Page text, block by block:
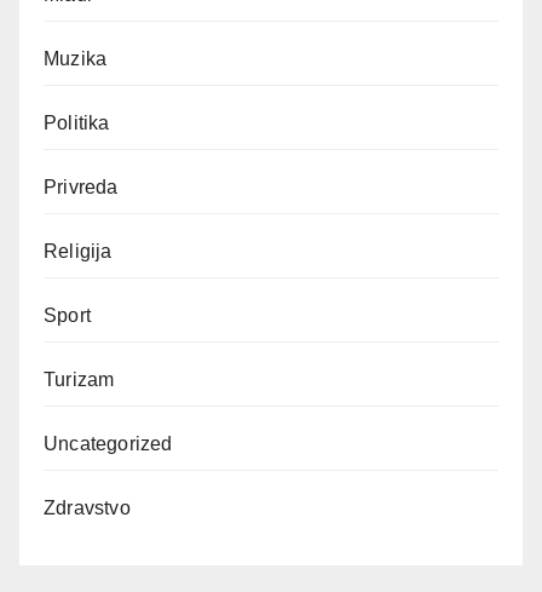
Muzika
Politika
Privreda
Religija
Sport
Turizam
Uncategorized
Zdravstvo